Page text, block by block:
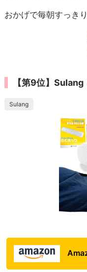
おかげで毎朝すっき
【第9位】Sulang
Sulang